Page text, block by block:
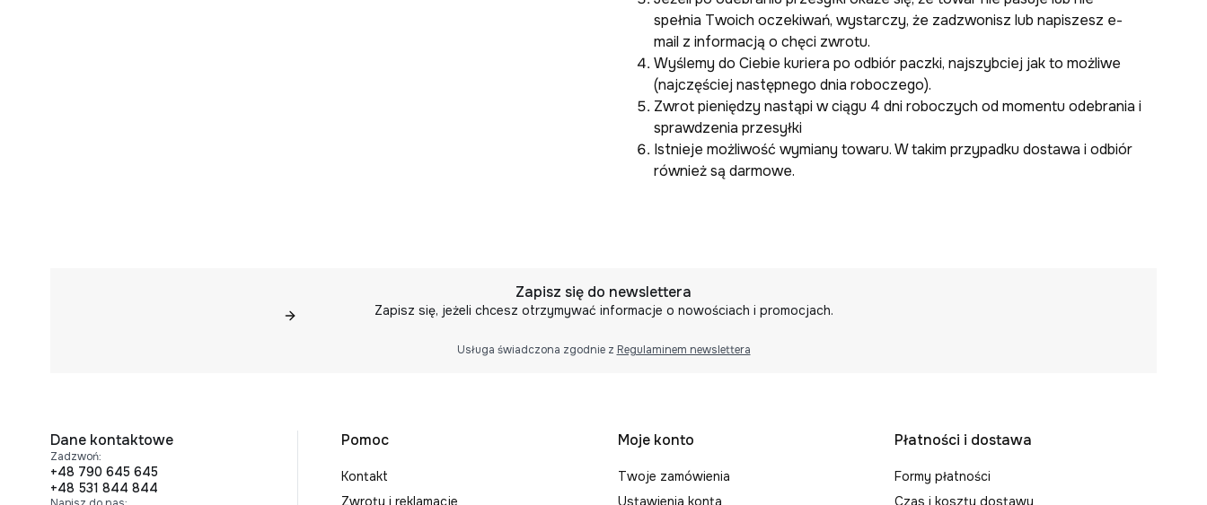
spełnia Twoich oczekiwań, wystarczy, że zadzwonisz lub napiszesz e-
mail z informacją o chęci zwrotu.
Wyślemy do Ciebie kuriera po odbiór paczki, najszybciej jak to możliwe
(najczęściej następnego dnia roboczego).
Zwrot pieniędzy nastąpi w ciągu 4 dni roboczych od momentu odebrania i
sprawdzenia przesyłki
Istnieje możliwość wymiany towaru. W takim przypadku dostawa i odbiór
również są darmowe.
Zapisz się do newslettera
Zapisz się, jeżeli chcesz otrzymywać informacje o nowościach i promocjach.
Usługa świadczona zgodnie z Regulaminem newslettera
Dane kontaktowe
Zadzwoń:
+48 790 645 645
+48 531 844 844
Linki w stopce
Pomoc
Kontakt
Zwroty i reklamacje
Moje konto
Twoje zamówienia
Ustawienia konta
Płatności i dostawa
Formy płatności
Czas i koszty dostawy